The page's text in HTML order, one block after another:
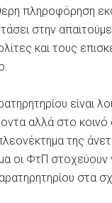
πληροφόρηση
στην
και τους
είναι
αλλά στο
της
οι ΦτΠ στοχεύουν
στα